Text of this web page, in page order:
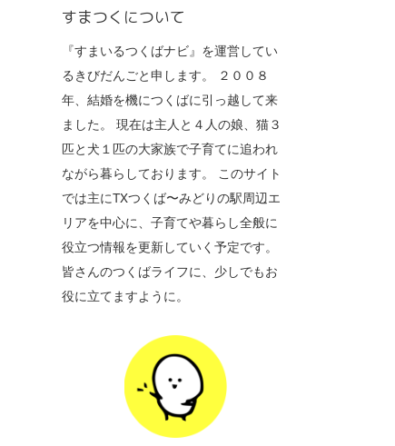
すまつくについて
『すまいるつくばナビ』を運営してい
るきびだんごと申します。 ２００８
年、結婚を機につくばに引っ越して来
ました。 現在は主人と４人の娘、猫３
匹と犬１匹の大家族で子育てに追われ
ながら暮らしております。 このサイト
では主にTXつくば〜みどりの駅周辺エ
リアを中心に、子育てや暮らし全般に
役立つ情報を更新していく予定です。
皆さんのつくばライフに、少しでもお
役に立てますように。